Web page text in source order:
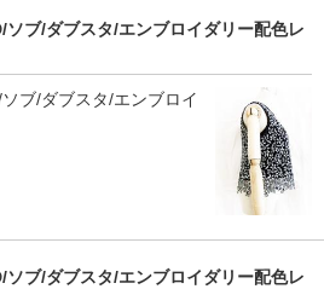
ブ/ダブスタ/エンブロイダリー配色レ
ブ/ダブスタ/エンブロイ
ブ/ダブスタ/エンブロイダリー配色レ